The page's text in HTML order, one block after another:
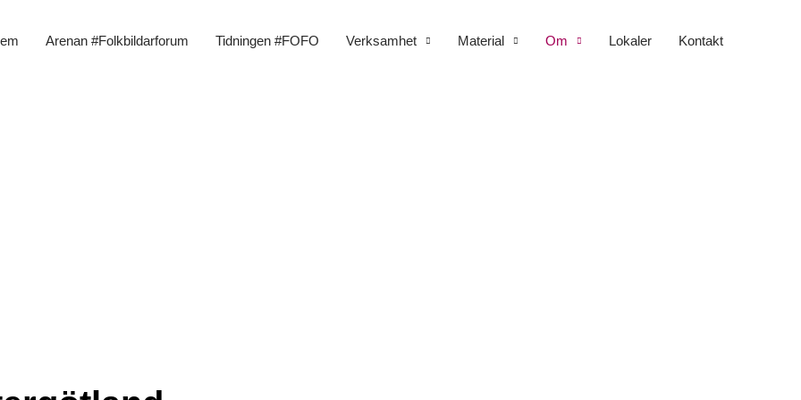
Arenan #Folkbildarforum Tidningen #FOFO Verksamhet Material Om Lokaler Kontakt